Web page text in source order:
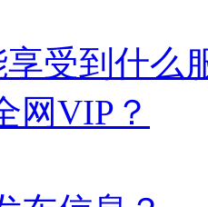
受到什么
网VIP？